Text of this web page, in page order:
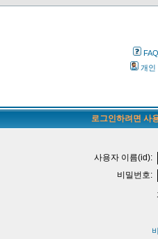
FAQ
개인
로그인하려면 사
사용자 이름(id):
비밀번호: